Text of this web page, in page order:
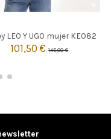
LEO Y UGO mujer KE082
101,50 €145,00 €
NEGRO
3
